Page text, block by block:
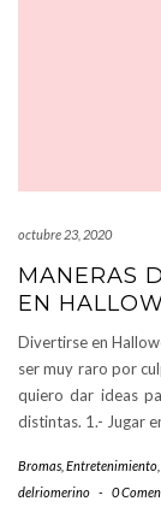
octubre 23, 2020
MANERAS
EN
Divertirse en
ser muy raro por
quiero dar ideas
distintas. 1.- Jugar
Bromas Entretenimiento
delriomerino - 0